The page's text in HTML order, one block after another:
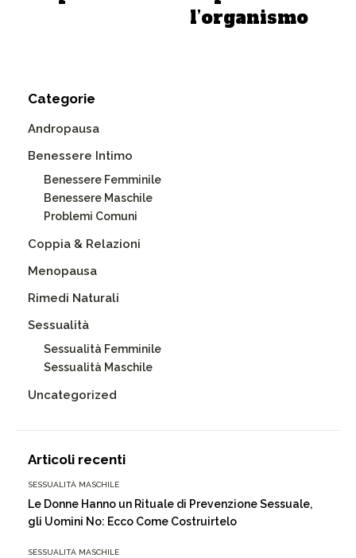
l’organismo
Categorie
Andropausa
Benessere Intimo
Benessere Femminile
Benessere Maschile
Problemi Comuni
Coppia & Relazioni
Menopausa
Rimedi Naturali
Sessualità
Sessualità Femminile
Sessualità Maschile
Uncategorized
Articoli recenti
SESSUALITÀ MASCHILE
Le Donne Hanno un Rituale di Prevenzione Sessuale,
gli Uomini No: Ecco Come Costruirtelo
SESSUALITÀ MASCHILE